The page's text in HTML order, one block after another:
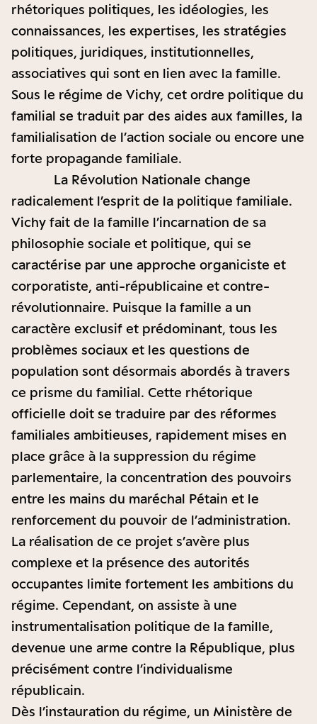
rhétoriques politiques, les idéologies, les
connaissances, les expertises, les stratégies
politiques, juridiques, institutionnelles,
associatives qui sont en lien avec la famille.
Sous le régime de Vichy, cet ordre politique du
familial se traduit par des aides aux familles, la
familialisation de l’action sociale ou encore une
forte propagande familiale.
La Révolution Nationale change
radicalement l’esprit de la politique familiale.
Vichy fait de la famille l’incarnation de sa
philosophie sociale et politique, qui se
caractérise par une approche organiciste et
corporatiste, anti-républicaine et contre-
révolutionnaire. Puisque la famille a un
caractère exclusif et prédominant, tous les
problèmes sociaux et les questions de
population sont désormais abordés à travers
ce prisme du familial. Cette rhétorique
officielle doit se traduire par des réformes
familiales ambitieuses, rapidement mises en
place grâce à la suppression du régime
parlementaire, la concentration des pouvoirs
entre les mains du maréchal Pétain et le
renforcement du pouvoir de l’administration.
La réalisation de ce projet s’avère plus
complexe et la présence des autorités
occupantes limite fortement les ambitions du
régime. Cependant, on assiste à une
instrumentalisation politique de la famille,
devenue une arme contre la République, plus
précisément contre l’individualisme
républicain.
Dès l’instauration du régime, un Ministère de